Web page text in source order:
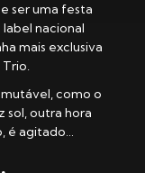
ser uma festa
nacional
mais exclusiva
como o
sol, outra hora
é agitado…